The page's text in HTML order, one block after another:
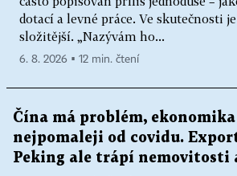
dotací a levné práce. Ve skutečnosti
složitější. „Nazývám ho...
6. 8. 2026 ▪ 12 min. čtení
Čína má problém,
nejpomaleji od covidu.
Peking ale trápí nemovitosti